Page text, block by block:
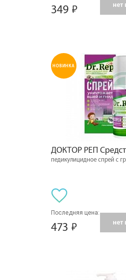
349 нет
НОВИНКА
ДОКТОР РЕП
педикулицидное спрей с
Последняя цена:
473 нет